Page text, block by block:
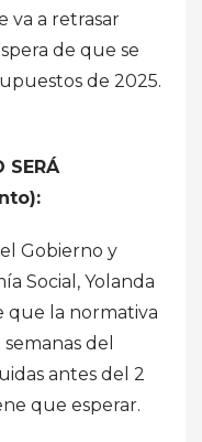
va a retrasar
de que se
de 2025.
SERÁ
Gobierno y
Social, Yolanda
que la normativa
del
antes del 2
que esperar.